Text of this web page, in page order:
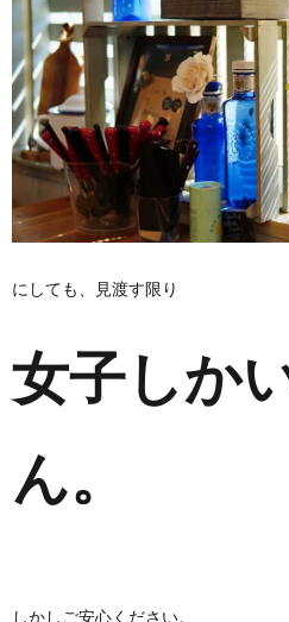
にしても、見渡す限り
女子しか
ん。
しかしご安心ください。